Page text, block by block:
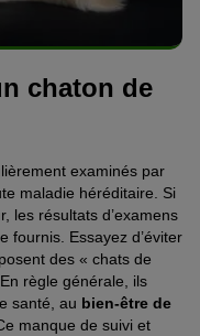
chaton de
examinés par
maladie héréditaire. Si
les résultats d’examens
fournis. Essayez d’éviter
des « chats de
règle générale, ils
santé, au bien-être de
Ce manque de suivi et